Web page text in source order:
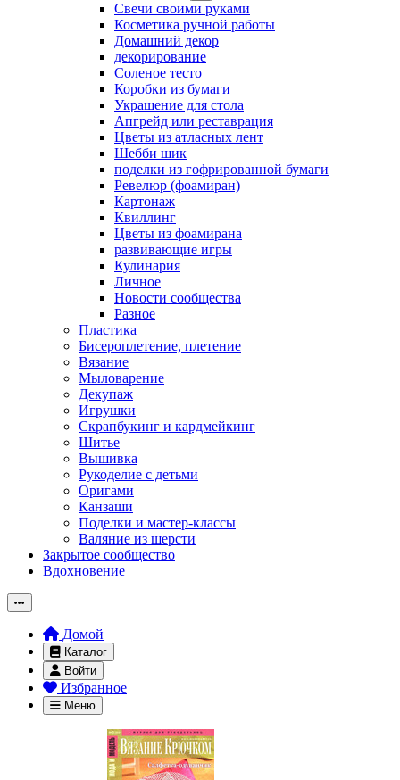
Свечи своими руками
Косметика ручной работы
Домашний декор
декорирование
Соленое тесто
Коробки из бумаги
Украшение для стола
Апгрейд или реставрация
Цветы из атласных лент
Шебби шик
поделки из гофрированной бумаги
Ревелюр (фоамиран)
Картонаж
Квиллинг
Цветы из фоамирана
развивающие игры
Кулинария
Личное
Новости сообщества
Разное
Пластика
Бисероплетение, плетение
Вязание
Мыловарение
Декупаж
Игрушки
Скрапбукинг и кардмейкинг
Шитье
Вышивка
Рукоделие с детьми
Оригами
Канзаши
Поделки и мастер-классы
Валяние из шерсти
Закрытое сообщество
Вдохновение
Домой
Каталог
Войти
Избранное
Меню